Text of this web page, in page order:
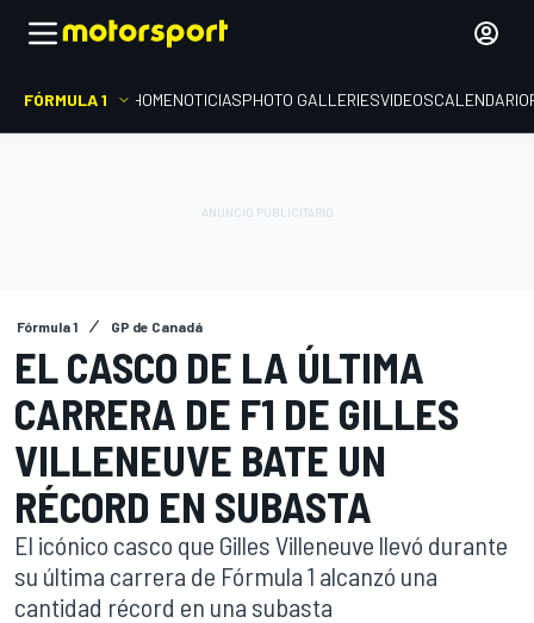
FÓRMULA 1 HOMENOTICIASPHOTO GALLERIESVIDEOSCALENDARIO
Fórmula 1 GP de Canadá
EL CASCO DE LA ÚLTIMA
CARRERA DE F1 DE GILLES
VILLENEUVE BATE UN
RÉCORD EN SUBASTA
El icónico casco que Gilles Villeneuve llevó durante
su última carrera de Fórmula 1 alcanzó una
cantidad récord en una subasta